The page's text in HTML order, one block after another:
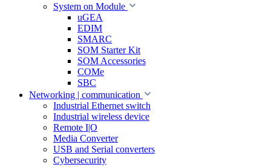
System on Module
uGEA
EDIM
SMARC
SOM Starter Kit
SOM Accessories
COMe
SBC
Networking | communication
Industrial Ethernet switch
Industrial wireless device
Remote I|O
Media Converter
USB and Serial converters
Cybersecurity